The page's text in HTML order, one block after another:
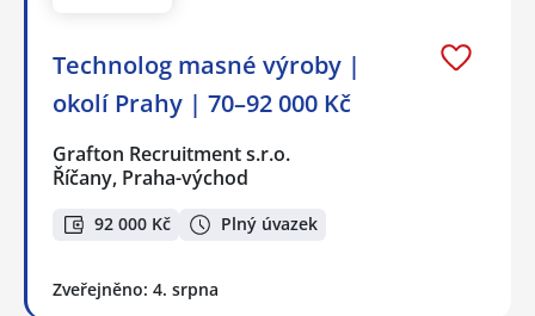
Technolog masné výroby |
okolí Prahy | 70–92 000 Kč
Grafton Recruitment s.r.o.
Říčany, Praha-východ
92 000 Kč Plný úvazek
Zveřejněno: 4. srpna